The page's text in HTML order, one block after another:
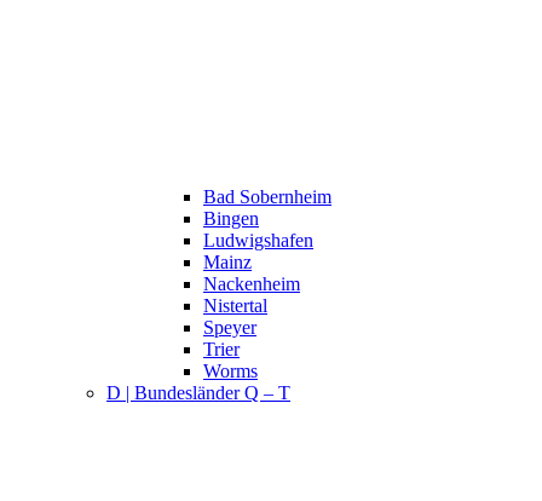
Bad Sobernheim
Bingen
Ludwigshafen
Mainz
Nackenheim
Nistertal
Speyer
Trier
Worms
D | Bundesländer Q – T